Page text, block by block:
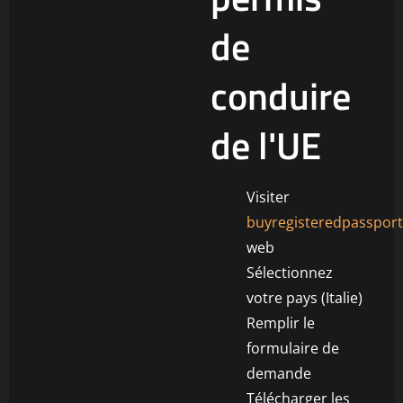
de
conduire
de l'UE
Visiter
web
Sélectionnez
votre pays (Italie)
Remplir le
formulaire de
demande
Télécharger les